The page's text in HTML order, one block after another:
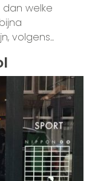
welke
volgens...